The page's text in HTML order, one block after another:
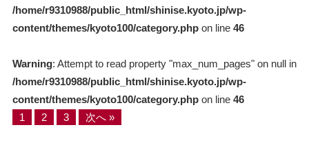
/home/r9310988/public_html/shinise.kyoto.jp/wp-
content/themes/kyoto100/category.phpon line 46
Warning: Attempt to read property "max_num_pages" on null in
/home/r9310988/public_html/shinise.kyoto.jp/wp-
content/themes/kyoto100/category.phpon line 46
1
2 3 次へ »